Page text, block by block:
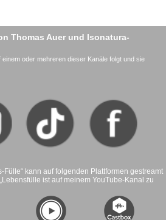
Thomas Auer und Isonatura-
oder mehreren dieser Kanäle folgt und sie
Fülle“ kann auf folgenden Plattformen gestreamt
ist auf meinem YouTube-Kanal zu